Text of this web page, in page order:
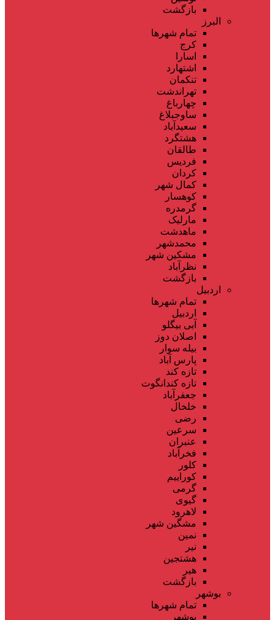
بازگشت
البرز
تمام شهر‌ها
کرج
اسارا
اشتهارد
تنکمان
تهراندشت
چهارباغ
ساوجبلاغ
سعیدآباد
هشتگرد
طالقان
فردیس
کردان
کمال شهر
کوهسار
گرمدره
مارلیک
ماهدشت
محمدشهر
مشکین شهر
نظرآباد
بازگشت
اردبیل
تمام شهر‌ها
اردبیل
آبی بیگلو
اصلان دوز
بیله سوار
پارس آباد
تازه کند
تازه کندانگوت
جعفرآباد
خلخال
رضی
سرعین
عنبران
فخرآباد
کلور
کوراییم
گرمی
گیوی
لاهرود
مشگین شهر
نمین
نیر
هشتجین
هیر
بازگشت
بوشهر
تمام شهر‌ها
بوشهر